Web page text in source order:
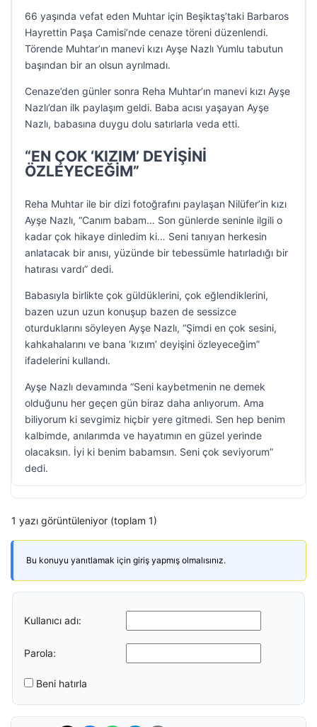
66 yaşında vefat eden Muhtar için Beşiktaş’taki Barbaros
Hayrettin Paşa Camisi’nde cenaze töreni düzenlendi.
Törende Muhtar’ın manevi kızı Ayşe Nazlı Yumlu tabutun
başından bir an olsun ayrılmadı.
Cenaze’den günler sonra Reha Muhtar’ın manevi kızı Ayşe
Nazlı’dan ilk paylaşım geldi. Baba acısı yaşayan Ayşe
Nazlı, babasına duygu dolu satırlarla veda etti.
“EN ÇOK ‘KIZIM’ DEYİŞİNİ
ÖZLEYECEĞİM”
Reha Muhtar ile bir dizi fotoğrafını paylaşan Nilüfer’in kızı
Ayşe Nazlı, “Canım babam… Son günlerde seninle ilgili o
kadar çok hikaye dinledim ki… Seni tanıyan herkesin
anlatacak bir anısı, yüzünde bir tebessümle hatırladığı bir
hatırası vardı” dedi.
Babasıyla birlikte çok güldüklerini, çok eğlendiklerini,
bazen uzun uzun konuşup bazen de sessizce
oturduklarını söyleyen Ayşe Nazlı, “Şimdi en çok sesini,
kahkahalarını ve bana ‘kızım’ deyişini özleyeceğim”
ifadelerini kullandı.
Ayşe Nazlı devamında “Seni kaybetmenin ne demek
olduğunu her geçen gün biraz daha anlıyorum. Ama
biliyorum ki sevgimiz hiçbir yere gitmedi. Sen hep benim
kalbimde, anılarımda ve hayatımın en güzel yerinde
olacaksın. İyi ki benim babamsın. Seni çok seviyorum”
dedi.
1 yazı görüntüleniyor (toplam 1)
Bu konuyu yanıtlamak için giriş yapmış olmalısınız.
Kullanıcı adı:
Parola:
Beni hatırla